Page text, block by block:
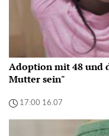
Adoption mit 48 und
Mutter sein"
17:00 16.07